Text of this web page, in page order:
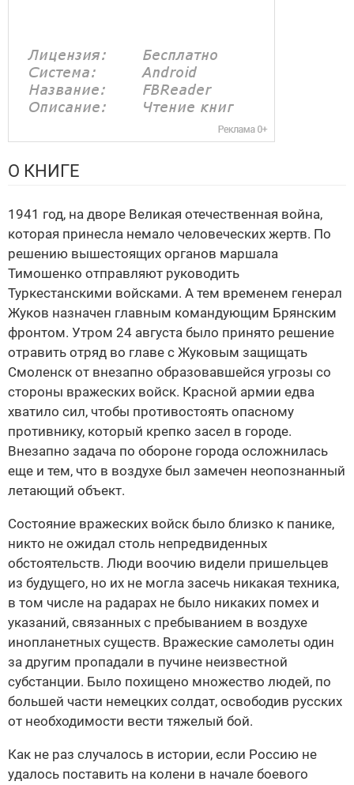
О КНИГЕ
1941 год, на дворе Великая отечественная война,
которая принесла немало человеческих жертв. По
решению вышестоящих органов маршала
Тимошенко отправляют руководить
Туркестанскими войсками. А тем временем генерал
Жуков назначен главным командующим Брянским
фронтом. Утром 24 августа было принято решение
отравить отряд во главе с Жуковым защищать
Смоленск от внезапно образовавшейся угрозы со
стороны вражеских войск. Красной армии едва
хватило сил, чтобы противостоять опасному
противнику, который крепко засел в городе.
Внезапно задача по обороне города осложнилась
еще и тем, что в воздухе был замечен неопознанный
летающий объект.
Состояние вражеских войск было близко к панике,
никто не ожидал столь непредвиденных
обстоятельств. Люди воочию видели пришельцев
из будущего, но их не могла засечь никакая техника,
в том числе на радарах не было никаких помех и
указаний, связанных с пребыванием в воздухе
инопланетных существ. Вражеские самолеты один
за другим пропадали в пучине неизвестной
субстанции. Было похищено множество людей, по
большей части немецких солдат, освободив русских
от необходимости вести тяжелый бой.
Как не раз случалось в истории, если Россию не
удалось поставить на колени в начале боевого